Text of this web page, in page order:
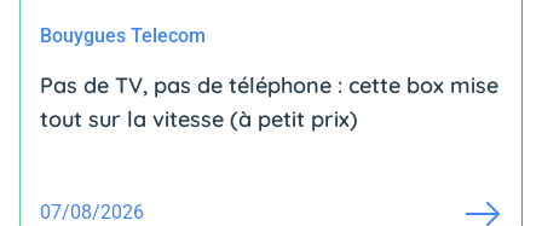
Bouygues Telecom
Pas de TV, pas de téléphone : cette box mise
tout sur la vitesse (à petit prix)
07/08/2026